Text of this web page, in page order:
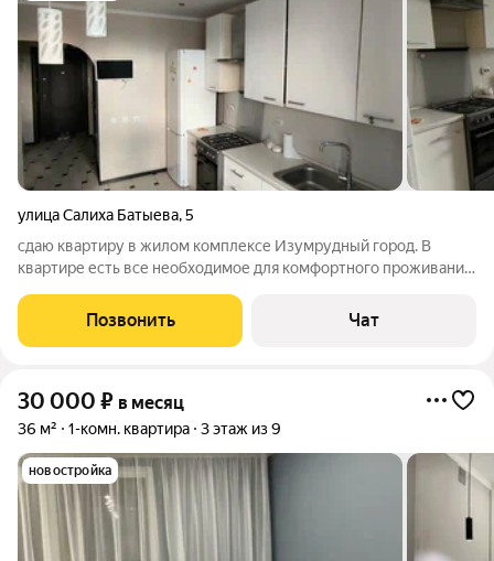
улица Салиха Батыева,5
сдаю квартиру в жилом комплексе Изумрудный город. В
квартире есть все необходимое для комфортного проживания.
Позвонить Чат
30 000 ₽ в месяц
36 м² 1-комн. квартира 3 этаж из 9
новостройка